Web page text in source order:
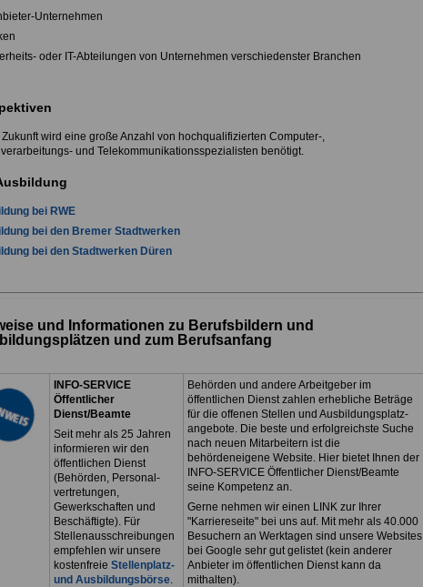
Unternehmen
oder IT-Abteilungen von Unternehmen verschiedenster Branchen
Zukunft wird eine große Anzahl von hochqualifizierten Computer-,
und Telekommunikationsspezialisten benötigt.
bei RWE
bei den Bremer Stadtwerken
bei den Stadtwerken Düren
und Informationen zu Berufsbildern und
und zum Berufsanfang
INFO-SERVICE
Öffentlicher
Dienst/Beamte
Seit mehr als 25 Jahren
informieren wir den
öffentlichen Dienst
(Behörden, Personal-
vertretungen,
Gewerkschaften und
Beschäftigte). Für
Stellenausschreibungen
empfehlen wir unsere
kostenfreie Stellenplatz-
und Ausbildungsbörse.
Behörden und andere Arbeitgeber im
öffentlichen Dienst zahlen erhebliche Beträge
für die offenen Stellen und Ausbildungsplatz-
angebote. Die beste und erfolgreichste Suche
nach neuen Mitarbeitern ist die
behördeneigene Website. Hier bietet Ihnen der
INFO-SERVICE Öffentlicher Dienst/Beamte
seine Kompetenz an.
Gerne nehmen wir einen LINK zur Ihrer
"Karriereseite" bei uns auf. Mit mehr als 40.000
Besuchern an Werktagen sind unsere Websites
bei Google sehr gut gelistet (kein anderer
Anbieter im öffentlichen Dienst kann da
mithalten).